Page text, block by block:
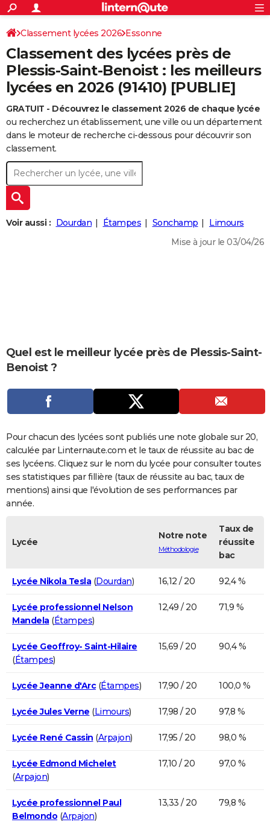
ACTUALITÉS
Politique
Société
Faits Divers
Education
Monde
Villes
+
SPORT
Coupe du monde 2026
Football
Tennis
Cyclisme
Rugby
Forum
CULTURE
Programme TV
TNT
Streaming
Cinéma
Sorties cinéma
Musique
+FINANCE
Retraite
Impôts
Epargne
Immobilier
Risques naturels par ville
Banque
Assurance
Crédit
AUTO
Essais
Réserver un essai
Citadines
Berlines
SUV
Forum auto
+
HIGH-TECH
BRICOLAGE
Forum
Aménagement intérieur
Extérieur
Cuisine
Salle de bains
Jardinage
Rangement
+WEEK-END
Guides de France
Escapades
Patrimoine
Expositions
Musées
Week-end nature
+
LIFESTYLE
CARTE DE VOEUX
Dictionnaire
Biographies
Expressions
Proverbes
PROGRAMME TV
COPAINS D'AVANT
S'inscrire
Se connecter
Lycées
Collèges
Primaires
Universités
Entreprises
Service militaire
Avis de recherche
AVIS DE DÉCÈS
FORUM
Bricolage
Lifestyle
Culture
Sport
Auto
Television
Voyage
Cinema
S'inscrire
Connexion
Classement lycées 2026 Essonne
Classement des lycées près de
Plessis-Saint-Benoist : les meilleurs
lycées en 2026 (91410) [PUBLIE]
GRATUIT - Découvrez le classement 2026 de chaque lycée
ou recherchez un établissement, une ville ou un département
dans le moteur de recherche ci-dessous pour découvrir son
classement.
Voir aussi : Dourdan Étampes Sonchamp
Limours
Mise à jour le 03/04/26
Quel est le meilleur lycée près de Plessis-Saint-
Benoist ?
Pour chacun des lycées sont publiés une note globale sur 20,
calculée par Linternaute.com et le taux de réussite au bac de
ses lycéens. Cliquez sur le nom du lycée pour consulter toutes
ses statistiques par fillière (taux de réussite au bac, taux de
mentions) ainsi que l'évolution de ses performances par
année.
Lycée
Notre note
Méthodologie
Taux de
réussite
bac
Lycée Nikola Tesla(Dourdan) 16,12 / 20 92,4 %
Lycée professionnel Nelson
Mandela(Étampes)
12,49 / 20 71,9 %
Lycée Geoffroy- Saint-Hilaire
(Étampes)
15,69 / 20 90,4 %
Lycée Jeanne d'Arc(Étampes) 17,90 / 20 100,0 %
Lycée Jules Verne (Limours) 17,98 / 20 97,8 %
Lycée René Cassin (Arpajon) 17,95 / 20 98,0 %
Lycée Edmond Michelet
(Arpajon)
17,10 / 20 97,0 %
Lycée professionnel Paul
Belmondo (Arpajon)
13,33 / 20 79,8 %